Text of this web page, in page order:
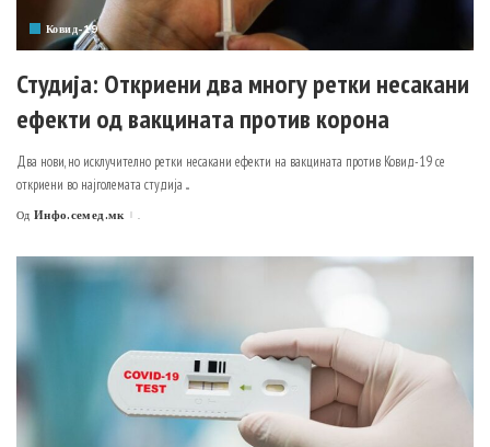
Ковид-19
Студија: Откриени два многу ретки несакани
ефекти од вакцината против корона
Два нови, но исклучително ретки несакани ефекти на вакцината против Ковид-19 се
откриени во најголемата студија ...
Posted
Од Инфо.семед.мк